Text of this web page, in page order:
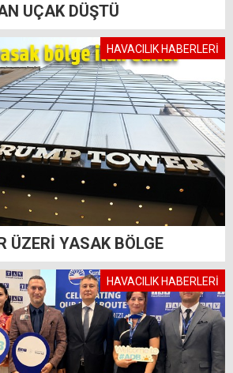
UÇAK DÜŞTÜ
HAVACILIK HABERLERİ
ÜZERİ YASAK BÖLGE
HAVACILIK HABERLERİ